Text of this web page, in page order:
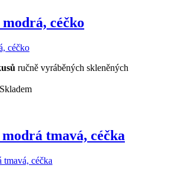
céčko
ručně vyráběných skleněných
Skladem
tmavá, céčka